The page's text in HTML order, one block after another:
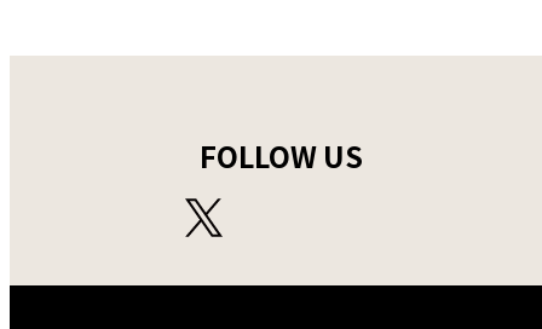
FOLLOW US